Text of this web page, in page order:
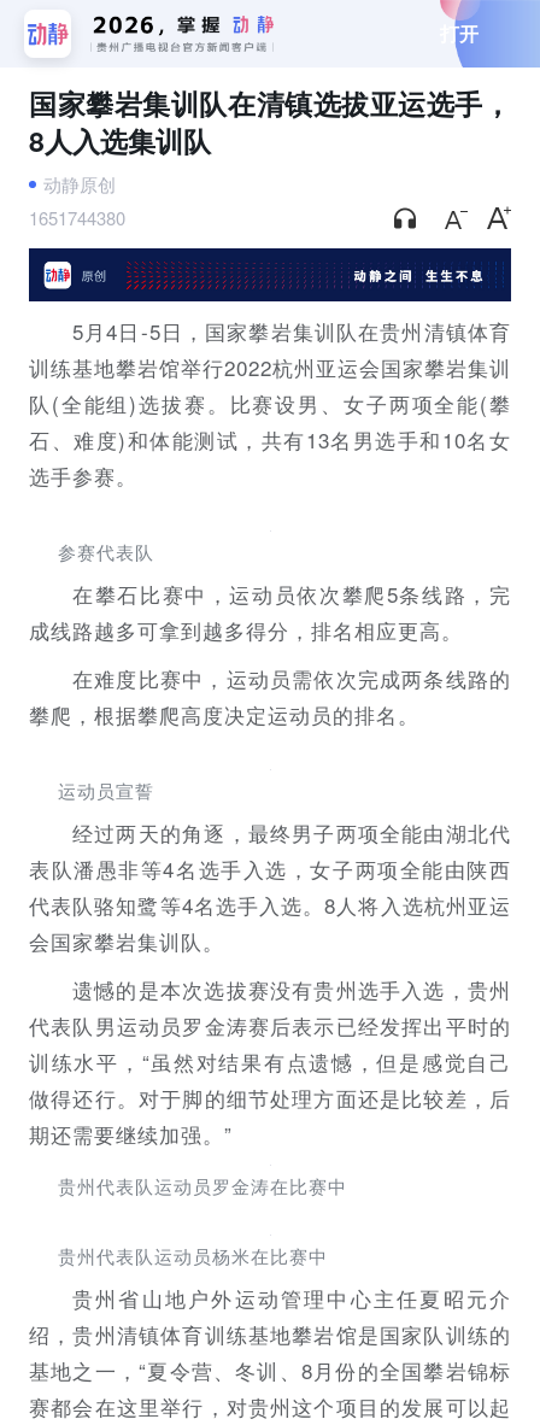
打开
国家攀岩集训队在清镇选拔亚运选手，
8人入选集训队
动静原创
1651744380
5月4日-5日，国家攀岩集训队在贵州清镇体育
训练基地攀岩馆举行2022杭州亚运会国家攀岩集训
队(全能组)选拔赛。比赛设男、女子两项全能(攀
石、难度)和体能测试，共有13名男选手和10名女
选手参赛。
参赛代表队
在攀石比赛中，运动员依次攀爬5条线路，完
成线路越多可拿到越多得分，排名相应更高。
在难度比赛中，运动员需依次完成两条线路的
攀爬，根据攀爬高度决定运动员的排名。
运动员宣誓
经过两天的角逐，最终男子两项全能由湖北代
表队潘愚非等4名选手入选，女子两项全能由陕西
代表队骆知鹭等4名选手入选。8人将入选杭州亚运
会国家攀岩集训队。
遗憾的是本次选拔赛没有贵州选手入选，贵州
代表队男运动员罗金涛赛后表示已经发挥出平时的
训练水平，“虽然对结果有点遗憾，但是感觉自己
做得还行。对于脚的细节处理方面还是比较差，后
期还需要继续加强。”
贵州代表队运动员罗金涛在比赛中
贵州代表队运动员杨米在比赛中
贵州省山地户外运动管理中心主任夏昭元介
绍，贵州清镇体育训练基地攀岩馆是国家队训练的
基地之一，“夏令营、冬训、8月份的全国攀岩锦标
赛都会在这里举行，对贵州这个项目的发展可以起